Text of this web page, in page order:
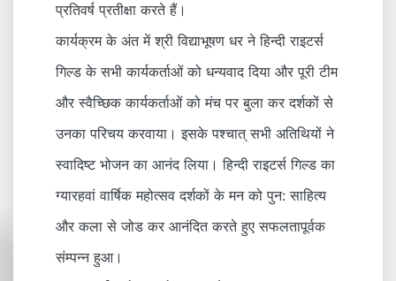
प्रतिवर्ष प्रतीक्षा करते हैं।
कार्यक्रम के अंत में श्री विद्याभूषण धर ने हिन्दी राइटर्स
गिल्ड के सभी कार्यकर्ताओं को धन्यवाद दिया और पूरी टीम
और स्वैच्छिक कार्यकर्ताओं को मंच पर बुला कर दर्शकों से
उनका परिचय करवाया। इसके पश्चात् सभी अतिथियों ने
स्वादिष्ट भोजन का आनंद लिया। हिन्दी राइटर्स गिल्ड का
ग्यारहवां वार्षिक महोत्सव दर्शकों के मन को पुन: साहित्य
और कला से जोड कर आनंदित करते हुए सफलतापूर्वक
संम्पन्न हुआ।